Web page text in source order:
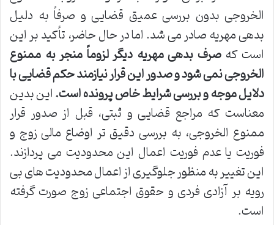
الخروجی بدون بررسی عمیق قضایی و صرفاً به دلیل
بدهی مهریه صادر می شد. اما در حال حاضر، تأکید بر این
است کهصرف بدهی مهریه دیگر لزوماً منجر به ممنوع
الخروجی نمی شود و صدور این قرار نیازمند حکم قضایی با
دلایل موجه و بررسی شرایط خاص پرونده است.این بدین
معناست که مراجع قضایی و ثبتی، قبل از صدور قرار
ممنوع الخروجی، به بررسی دقیق تر اوضاع مالی زوج و
فوریت یا عدم فوریت اعمال این محدودیت می پردازند.
این تغییر به منظور جلوگیری از اعمال محدودیت های بی
رویه بر آزادی فردی و حقوق اجتماعی زوج صورت گرفته
است.